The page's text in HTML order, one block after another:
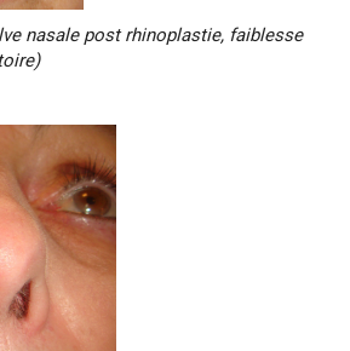
nasale post rhinoplastie, faiblesse